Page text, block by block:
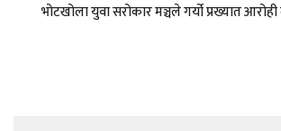
भोटखोला युवा सरोकार मञ्चले गर्यो प्रख्यात